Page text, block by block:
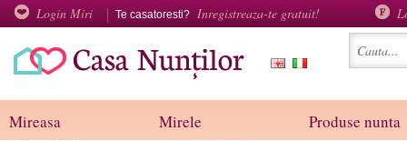
Login Miri Te casatoresti? Inregistreaza-te gratuit!
Mireasa Mirele Produse nunta